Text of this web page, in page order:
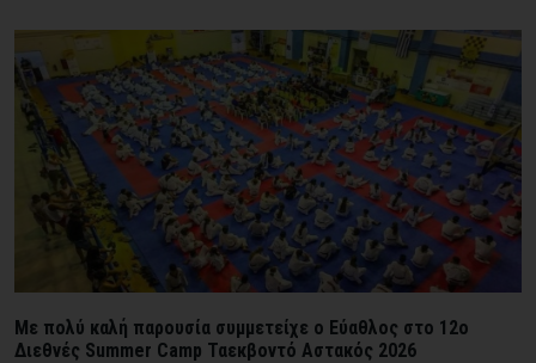
Mε πολύ καλή παρουσία συμμετείχε ο Εύαθλος στο 12ο
Διεθνές Summer Camp Ταεκβοντό Αστακός 2026